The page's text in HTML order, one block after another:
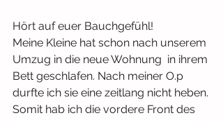
Hört auf euer Bauchgefühl!
Meine Kleine hat schon nach unserem
Umzug in die neue Wohnung  in ihrem
Bett geschlafen. Nach meiner O.p
durfte ich sie eine zeitlang nicht heben.
Somit hab ich die vordere Front des